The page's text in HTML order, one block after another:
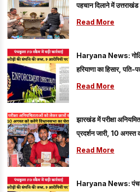
पहचान दिलाने में
सहयोग पर जोर
Read More
Haryana News:
हरियाणा का हिसार,
लगी गोली; 6 बदमाशों ने
Read More
झारखंड में परीक्षा
प्रदर्शन जारी, 10 अगस्त
ऐलान
Read More
Haryana News: